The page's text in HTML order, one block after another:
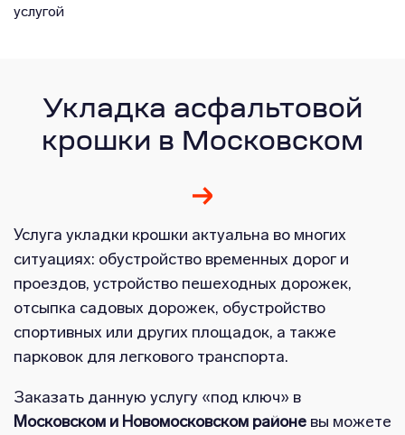
услугой
Укладка асфальтовой
крошки в Московском
Услуга укладки крошки актуальна во многих
ситуациях: обустройство временных дорог и
проездов, устройство пешеходных дорожек,
отсыпка садовых дорожек, обустройство
спортивных или других площадок, а также
парковок для легкового транспорта.
Заказать данную услугу «под ключ» в
Московском и Новомосковском районе вы можете